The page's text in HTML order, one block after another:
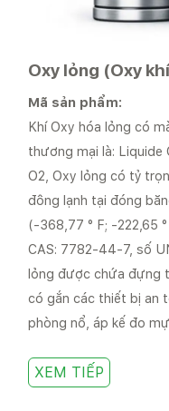
Oxy lỏng (Oxy
Mã sản phẩm:
Khí Oxy hóa lỏng có
thương mại là: Liquide
O2, Oxy lỏng có tỷ
đông lạnh tại đóng
(-368,77 ° F; -222,65
CAS: 7782-44-7, số
lỏng được chứa đựng
có gắn các thiết bị an
phòng nổ, áp kế đo
XEM TIẾP